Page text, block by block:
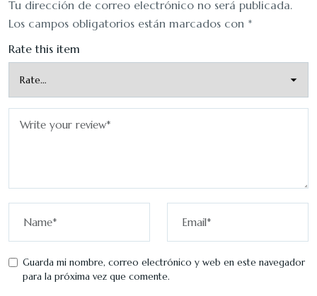
Tu dirección de correo electrónico no será publicada.
Los campos obligatorios están marcados con *
Rate this item
Guarda mi nombre, correo electrónico y web en este navegador
para la próxima vez que comente.